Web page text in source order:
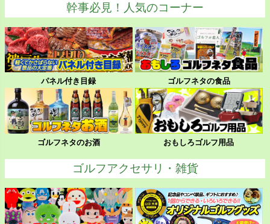
幹事必見！人気のコーナー
パネル付き目録 ゴルフネタの食品
ゴルフネタのお酒 おもしろゴルフ用品
ゴルフアクセサリ・雑貨